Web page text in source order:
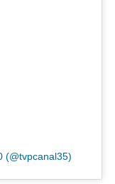
(@tvpcanal35)